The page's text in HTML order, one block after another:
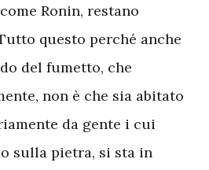
Ronin, restano
questo perché anche
del fumetto, che
non è che sia abitato
da gente i cui
sulla pietra, si sta in